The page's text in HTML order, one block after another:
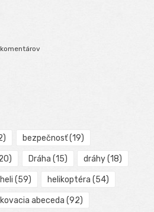
bezpečnosť(19)
Dráha (15) dráhy(18)
heli (59) helikoptéra (54)
abeceda (92)